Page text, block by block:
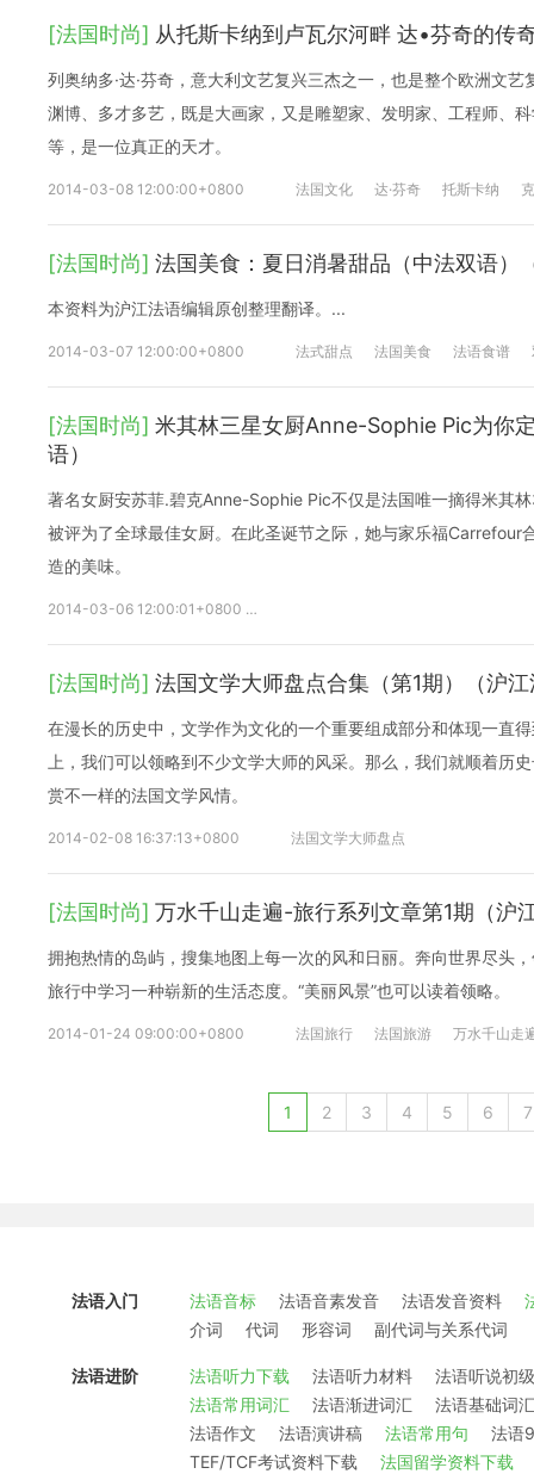
[法国时尚] 从托斯卡纳到卢瓦尔河畔 达•芬奇的传
列奥纳多·达·芬奇，意大利文艺复兴三杰之一，也是整个欧洲文
渊博、多才多艺，既是大画家，又是雕塑家、发明家、工程师、
等，是一位真正的天才。
2014-03-08 12:00:00+0800 法国文化 达·芬奇 托斯卡纳
[法国时尚] 法国美食：夏日消暑甜品（中法双语）
本资料为沪江法语编辑原创整理翻译。...
2014-03-07 12:00:00+0800 法式甜点 法国美食 法语食谱
[法国时尚] 米其林三星女厨Anne-Sophie Pic为你
语）
著名女厨安苏菲.碧克Anne-Sophie Pic不仅是法国唯一摘得米其
被评为了全球最佳女厨。在此圣诞节之际，她与家乐福Carrefour
造的美味。
2014-03-06 12:00:01+0800
[法国时尚] 法国文学大师盘点合集（第1期）（沪
在漫长的历史中，文学作为文化的一个重要组成部分和体现一直
上，我们可以领略到不少文学大师的风采。那么，我们就顺着历
赏不一样的法国文学风情。
2014-02-08 16:37:13+0800 法国文学大师盘点
[法国时尚] 万水千山走遍-旅行系列文章第1期（沪
拥抱热情的岛屿，搜集地图上每一次的风和日丽。奔向世界尽头
旅行中学习一种崭新的生活态度。“美丽风景”也可以读着领略。
2014-01-24 09:00:00+0800 法国旅行 法国旅游 万水千山走
1 2 3 4 5 6 7
法语入门 法语音标 法语音素发音 法语发音资料
介词
代词 形容词 副代词与关系代词
法语进阶 法语听力下载 法语听力材料
法语听说初级
法语常用词汇
法语渐进词汇
法语基础词汇
法语作文
法语演讲稿 法语常用句
法语
TEF/TCF考试资料下载
法国留学资料下载